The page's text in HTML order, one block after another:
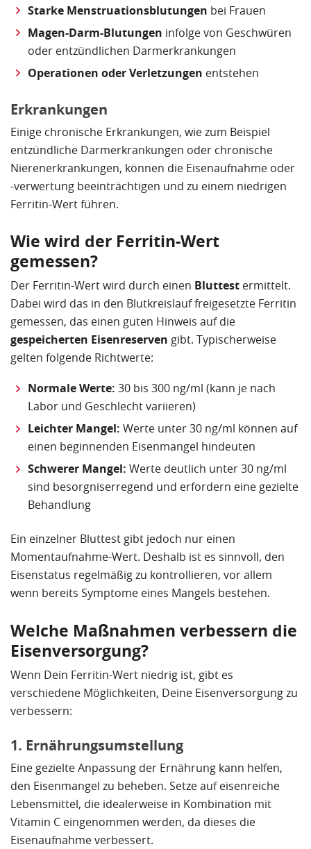
Starke Menstruationsblutungen bei Frauen
Magen-Darm-Blutungen infolge von Geschwüren
oder entzündlichen Darmerkrankungen
Operationen oder Verletzungen entstehen
Erkrankungen
Einige chronische Erkrankungen, wie zum Beispiel
entzündliche Darmerkrankungen oder chronische
Nierenerkrankungen, können die Eisenaufnahme oder
-verwertung beeinträchtigen und zu einem niedrigen
Ferritin-Wert führen.
Wie wird der Ferritin-Wert
gemessen?
Der Ferritin-Wert wird durch einen Bluttest ermittelt.
Dabei wird das in den Blutkreislauf freigesetzte Ferritin
gemessen, das einen guten Hinweis auf die
gespeicherten Eisenreserven gibt. Typischerweise
gelten folgende Richtwerte:
Normale Werte: 30 bis 300 ng/ml (kann je nach
Labor und Geschlecht variieren)
Leichter Mangel: Werte unter 30 ng/ml können auf
einen beginnenden Eisenmangel hindeuten
Schwerer Mangel: Werte deutlich unter 30 ng/ml
sind besorgniserregend und erfordern eine gezielte
Behandlung
Ein einzelner Bluttest gibt jedoch nur einen
Momentaufnahme-Wert. Deshalb ist es sinnvoll, den
Eisenstatus regelmäßig zu kontrollieren, vor allem
wenn bereits Symptome eines Mangels bestehen.
Welche Maßnahmen verbessern die
Eisenversorgung?
Wenn Dein Ferritin-Wert niedrig ist, gibt es
verschiedene Möglichkeiten, Deine Eisenversorgung zu
verbessern:
1. Ernährungsumstellung
Eine gezielte Anpassung der Ernährung kann helfen,
den Eisenmangel zu beheben. Setze auf eisenreiche
Lebensmittel, die idealerweise in Kombination mit
Vitamin C eingenommen werden, da dieses die
Eisenaufnahme verbessert.